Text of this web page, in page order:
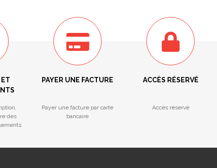
des
PAYER UNE FACTURE
Payer une facture par carte
bancaire
ACCÈS RÉSERVÉ
Accès réservé